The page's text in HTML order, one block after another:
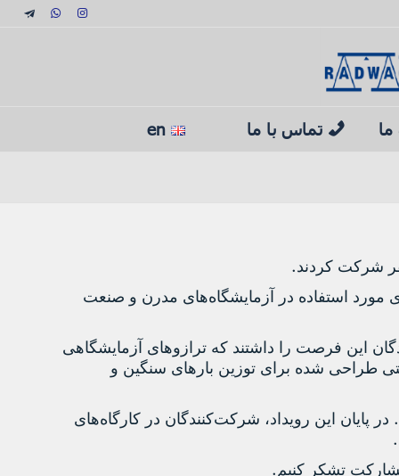
ما تماس با ما en
شرکت کردند.
مورد استفاده در آزمایشگاه‌های مدرن و صنعت
این فرصت را داشتند که ترازوهای آزمایشگاهی
طراحی شده برای توزین بارهای سنگین و
. در پایان این رویداد، شرکت‌کنندگان در کارگاه‌های
.
تشکر کنیم.